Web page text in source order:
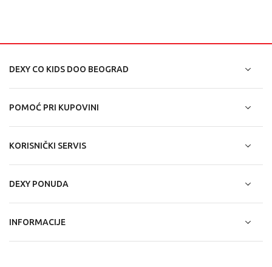
DEXY CO KIDS DOO BEOGRAD
POMOĆ PRI KUPOVINI
KORISNIČKI SERVIS
DEXY PONUDA
INFORMACIJE